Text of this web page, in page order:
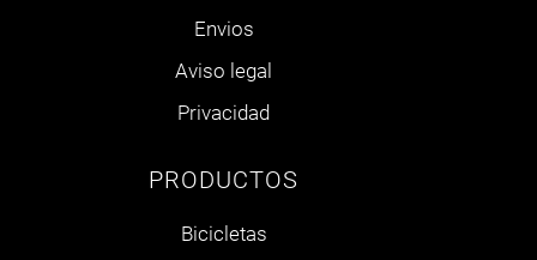
Envios
Aviso legal
Privacidad
PRODUCTOS
Bicicletas